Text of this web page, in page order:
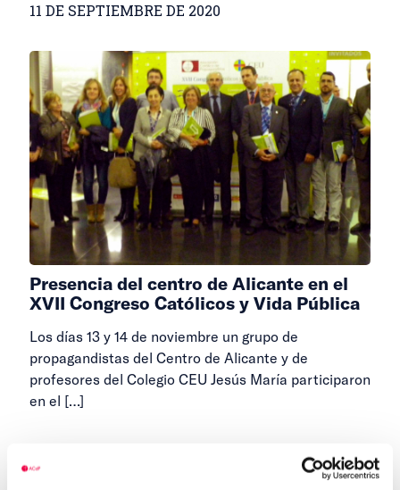
11 DE SEPTIEMBRE DE 2020
Presencia del centro de Alicante en el
XVII Congreso Católicos y Vida Pública
Los días 13 y 14 de noviembre un grupo de
propagandistas del Centro de Alicante y de
profesores del Colegio CEU Jesús María participaron
en el […]